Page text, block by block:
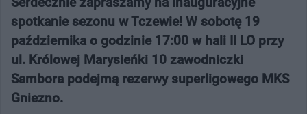
spotkanie sezonu w Tczewie! W sobotę 19
października o godzinie 17:00 w hali II LO przy
ul. Królowej Marysieńki 10 zawodniczki
Sambora podejmą rezerwy superligowego MKS
Gniezno.